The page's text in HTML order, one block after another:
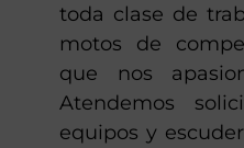
toda clase de
motos de
que nos
Atendemos
equipos y